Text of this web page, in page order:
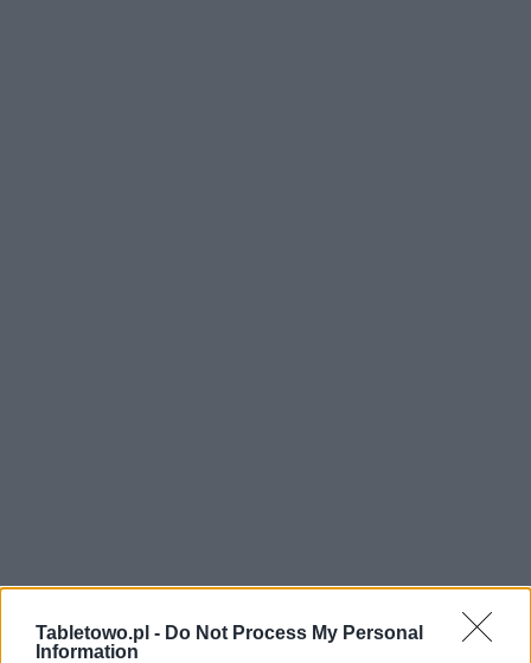
Tabletowo.pl - Do Not Process My Personal
Information